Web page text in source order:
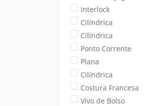
Interlock
Cilíndrica
Cilíndrica
Ponto Corrente
Plana
Cilíndrica
Costura Francesa
Vivo de Bolso